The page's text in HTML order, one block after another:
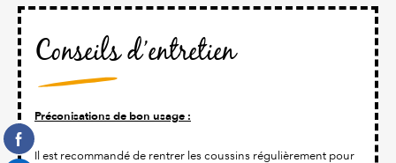
Conseils d’entretien
Préconisations de bon usage :
Il est recommandé de rentrer les coussins régulièrement pour